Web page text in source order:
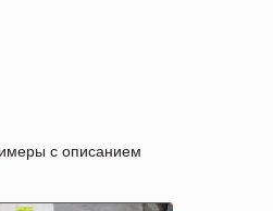
с описанием